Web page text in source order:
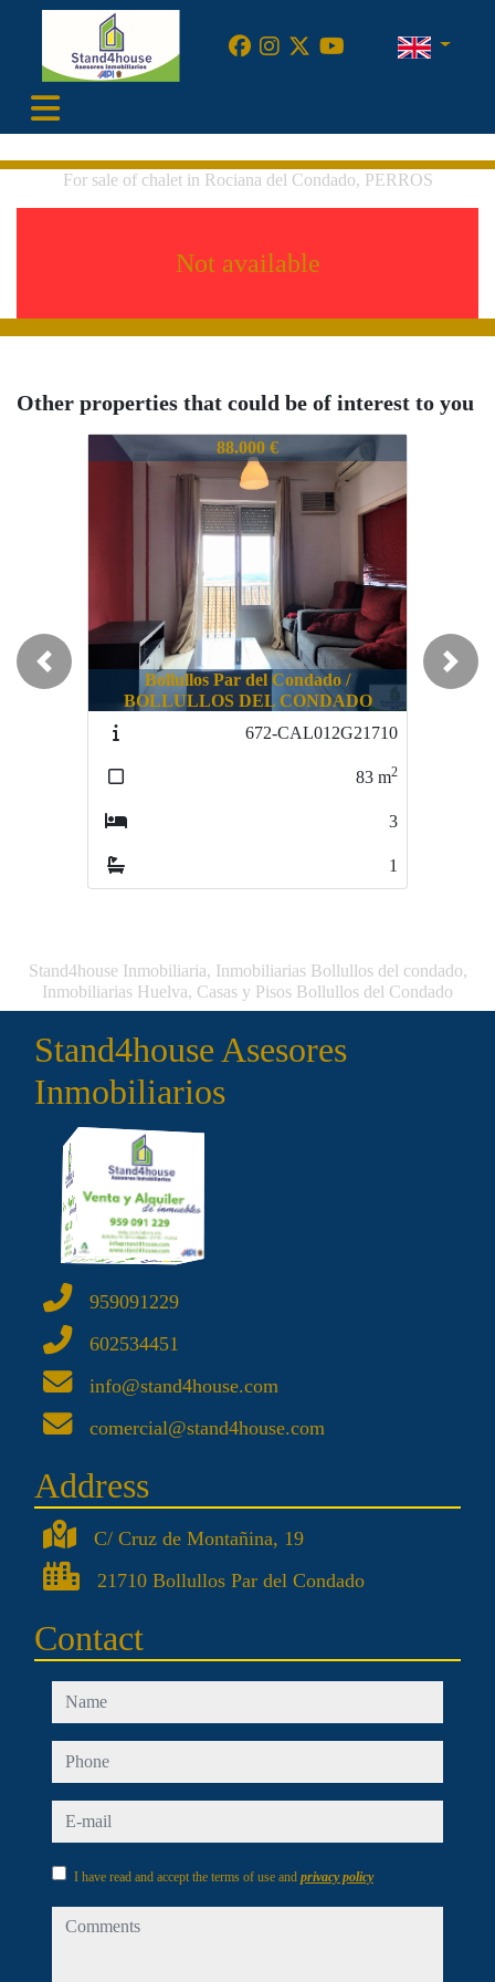
For sale of chalet in Rociana del Condado, PERROS
Not available
Other properties that could be of interest to you
755-SPEPOL0759321720
88.000 €
Bollullos Par del Condado /
BOLLULLOS DEL CONDADO
672-CAL012G21710
83 m2
3
1
Previous Next
Stand4house Inmobiliaria, Inmobiliarias Bollullos del condado,
Inmobiliarias Huelva, Casas y Pisos Bollullos del Condado
Stand4house Asesores
Inmobiliarios
959091229
602534451
info@stand4house.com
comercial@stand4house.com
Address
C/ Cruz de Montañina, 19
21710 Bollullos Par del Condado
Contact
name
phone
e-mail
I have read and accept the terms of use and privacy policy
comments